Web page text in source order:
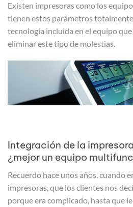
Existen impresoras como los
tienen estos parámetros
tecnología incluida en el equipo
eliminar este tipo de molestias.
Integración de la
¿mejor un equipo
Recuerdo hace unos años, cuando
impresoras, que los clientes nos
porque era complicado, hasta que